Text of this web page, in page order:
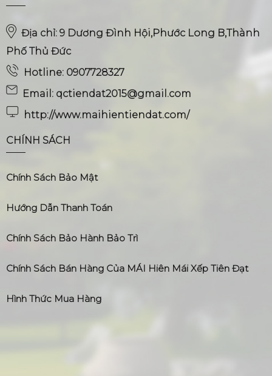
Địa chỉ: 9 Dương Đình Hội,Phước Long B,Thành
Phố Thủ Đức
Hotline: 0907728327
Email: qctiendat2015@gmail.com
http://www.maihientiendat.com/
CHÍNH SÁCH
Chính Sách Bảo Mật
Hướng Dẫn Thanh Toán
Chính Sách Bảo Hành Bảo Trì
Chính Sách Bán Hàng Của MÁI Hiên Mái Xếp Tiên Đạt
Hình Thức Mua Hàng